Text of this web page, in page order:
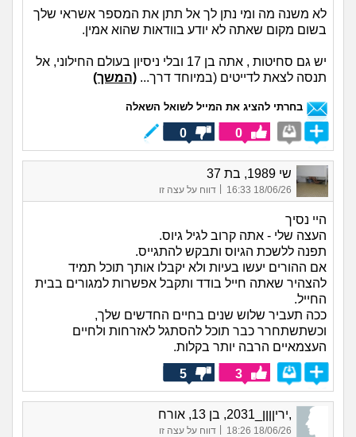
לא משנה מה ומי נתן לך אל תתן את המספר אשראי שלך
בשום מקום שאתה לא יודע בוודאות שהוא אמין.
יש גם סחיטות , אתה בן 17 ובלי ניסיון בעולם החילוני, אל
תנסה לצאת לדייטים (במיוחד דרך... (המשך)
בחרתי להציג את המייל לשואל השאלה
0
0
שי 1989, בת 37
18/06/26 16:33 דווח על עצה זו
היי נסיך
העצה שלי - אתה קרוב לגיל גיוס.
תפנה ללשכת הגיוס ותבקש להתגייס.
אם ההורים יעשו בעיות ולא יקבלו אותך תוכל תמיד
להצהיר שאתה חייל בודד ותקבל אפשרות למגורים בבית
החייל.
ככה תעביר שלוש שנים בחיים החדשים שלך,
וכשתשתחרר כבר תוכל להסתגל לאזרחות ולחיים
העצמאיים הרבה יותר בקלות.
3
5
,יריןןןן_2031, בן 13, אורח
18/06/26 18:26
| דווח על עצה זו